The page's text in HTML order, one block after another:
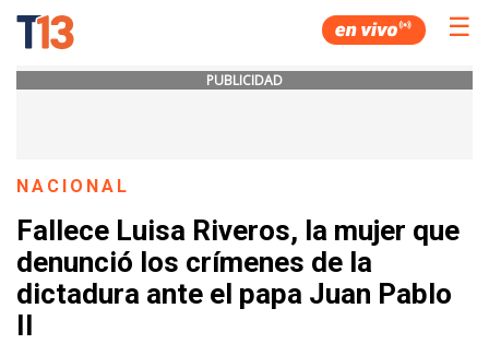
☰
PUBLICIDAD
NACIONAL
Fallece Luisa Riveros, la mujer que
denunció los crímenes de la
dictadura ante el papa Juan Pablo
II